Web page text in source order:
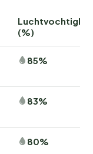
(%)
85%
83%
80%